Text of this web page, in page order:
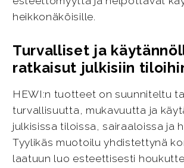
heikkonäköisille.
Turvalliset ja
ratkaisut julkisiin
HEWI:n tuotteet on suunniteltu
turvallisuutta, mukavuutta ja
julkisissa tiloissa, sairaaloissa ja
Tyylikäs muotoilu yhdistettynä
laatuun luo esteettisesti